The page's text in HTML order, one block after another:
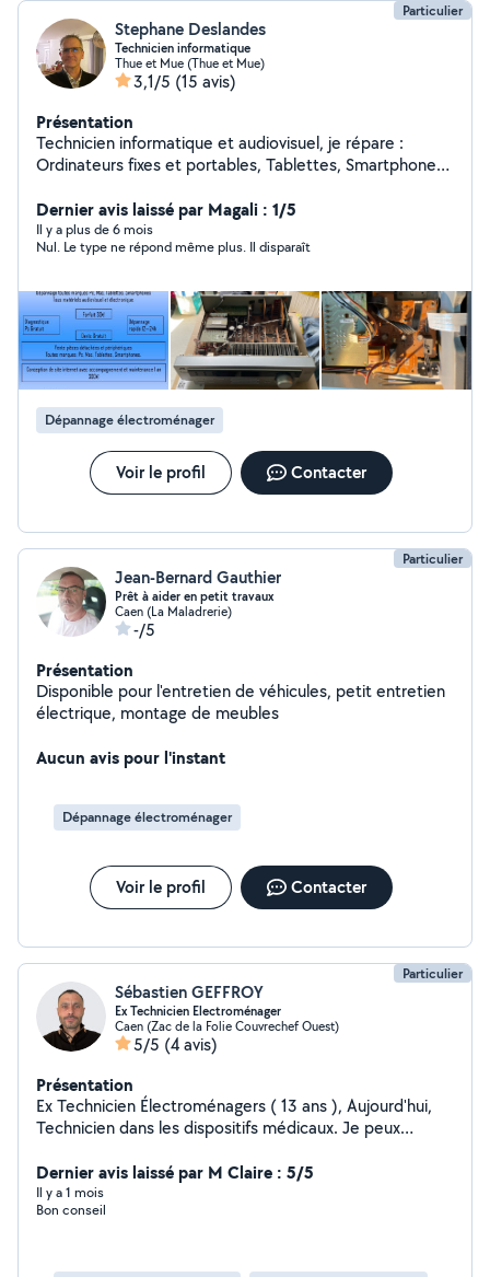
Particulier
Stephane Deslandes
Technicien informatique
Thue et Mue (Thue et Mue)
3,1/5 (15 avis)
Présentation
Technicien informatique et audiovisuel, je répare :
Ordinateurs fixes et portables, Tablettes, Smartphones,
marques. Pour changer un écran ou n'importe quelle
pièce sur votre appareil n'hésitez pas, je suis là.
Installation, configuration en vidéo-surveillance,
travaux de bricolage font aussi partie de mes
compétences.
Dernier avis laissé par Magali : 1/5
Il y a plus de 6 mois
Nul. Le type ne répond même plus. Il disparaît
Dépannage électroménager
Voir le profil Contacter
Particulier
Jean-Bernard Gauthier
Prêt à aider en petit travaux
Caen (La Maladrerie)
-/5
Présentation
Disponible pour l'entretien de véhicules, petit entretien
électrique, montage de meubles
Aucun avis pour l'instant
Dépannage électroménager
Voir le profil Contacter
Particulier
Sébastien GEFFROY
Ex Technicien Electroménager
Caen (Zac de la Folie Couvrechef Ouest)
5/5 (4 avis)
Présentation
Ex Technicien Électroménagers ( 13 ans ), Aujourd'hui,
Technicien dans les dispositifs médicaux. Je peux
électroménager capricieux.
Dernier avis laissé par M Claire : 5/5
Il y a 1 mois
Bon conseil